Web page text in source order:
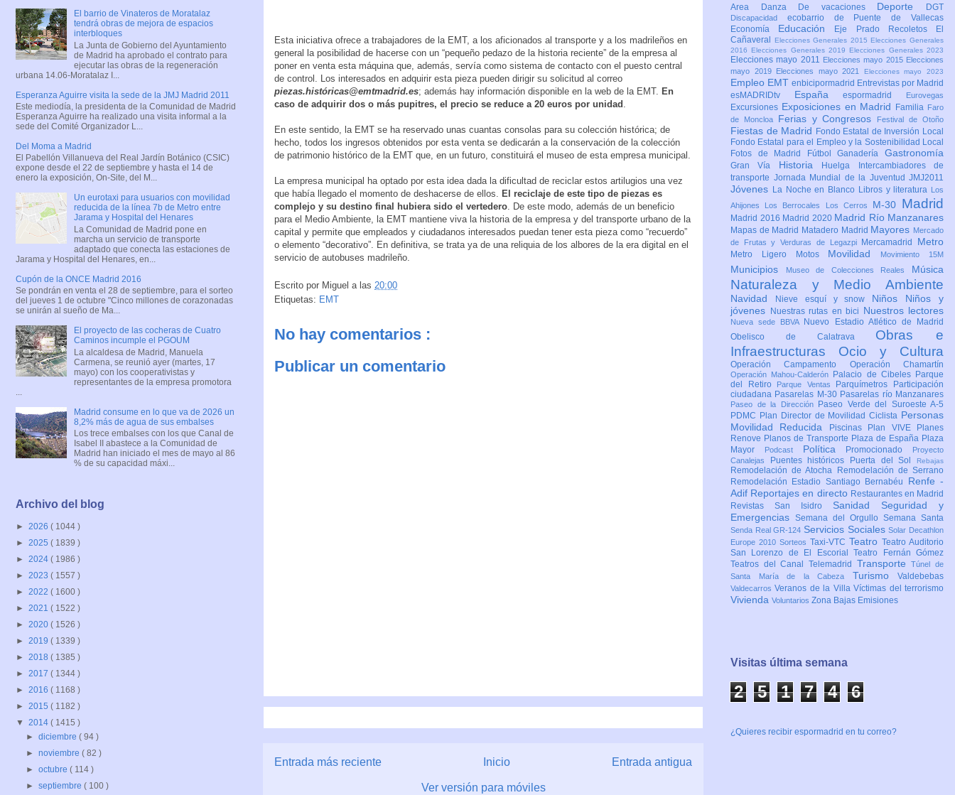
Esta iniciativa ofrece a trabajadores de la EMT, a los aficionados al transporte y a los madrileños en
general la posibilidad de hacerse con un “pequeño pedazo de la historia reciente” de la empresa al
poner en venta esta máquina que, además, servía como sistema de contacto con el puesto central
de control. Los interesados en adquirir esta pieza pueden dirigir su solicitud al correo
piezas.históricas@emtmadrid.es; además hay información disponible en la web de la EMT. En
caso de adquirir dos o más pupitres, el precio se reduce a 20 euros por unidad .
En este sentido, la EMT se ha reservado unas cuantas consolas para su colección histórica; de
hecho, todos los ingresos obtenidos por esta venta se dedicarán a la conservación de la colección
de patrimonio histórico de la EMT que, en un futuro, constituirá el museo de esta empresa municipal.
La empresa municipal ha optado por esta idea dada la dificultad de reciclar estos artilugios una vez
que había llegado el momento de deshacerse de ellos. El reciclaje de este tipo de piezas es
complejo y su destino final hubiera sido el vertedero. De este modo, además de un beneficio
para el Medio Ambiente, la EMT mantiene viva la historia de la empresa y del transporte urbano de la
capital y permite que empleados y ciudadanos interesados puedan tener esta pieza como “recuerdo”
o elemento “decorativo”. En definitiva, se trata ya de una reliquia de los albores de la era digital en el
servicio de autobuses madrileño.
Escrito por Miguel a las 20:00
Etiquetas: EMT
No hay comentarios :
Publicar un comentario
Entrada más reciente Entrada antigua
Inicio
Ver versión para móviles
El barrio de Vinateros de Moratalaz
tendrá obras de mejora de espacios
interbloques
La Junta de Gobierno del Ayuntamiento
de Madrid ha aprobado el contrato para
ejecutar las obras de la regeneración
urbana 14.06-Moratalaz I...
Esperanza Aguirre visita la sede de la JMJ Madrid 2011
Este mediodía, la presidenta de la Comunidad de Madrid
Esperanza Aguirre ha realizado una visita informal a la
sede del Comité Organizador L...
Del Moma a Madrid
El Pabellón Villanueva del Real Jardín Botánico (CSIC)
expone desde el 22 de septiembre y hasta el 14 de
enero la exposición, On-Site, del M...
Un eurotaxi para usuarios con movilidad
reducida de la línea 7b de Metro entre
Jarama y Hospital del Henares
La Comunidad de Madrid pone en
marcha un servicio de transporte
adaptado que conecta las estaciones de
Jarama y Hospital del Henares, en...
Cupón de la ONCE Madrid 2016
Se pondrán en venta el 28 de septiembre, para el sorteo
del jueves 1 de octubre "Cinco millones de corazonadas
se unirán al sueño de Ma...
El proyecto de las cocheras de Cuatro
Caminos incumple el PGOUM
La alcaldesa de Madrid, Manuela
Carmena, se reunió ayer (martes, 17
mayo) con los cooperativistas y
representantes de la empresa promotora
Madrid consume en lo que va de 2026 un
8,2% más de agua de sus embalses
Los trece embalses con los que Canal de
Isabel II abastece a la Comunidad de
Madrid han iniciado el mes de mayo al 86
% de su capacidad máxi...
Archivo del blog
► 2026 ( 1044 )
► 2025 ( 1839 )
► 2024 ( 1986 )
► 2023 ( 1557 )
► 2022 ( 1600 )
► 2021 ( 1522 )
► 2020 ( 1526 )
► 2019 ( 1339 )
► 2018 ( 1385 )
► 2017 ( 1344 )
► 2016 ( 1168 )
► 2015 ( 1182 )
▼ 2014 ( 1415 )
►diciembre( 94 )
►noviembre( 82 )
►octubre( 114 )
►septiembre( 100 )
Area
Danza De vacaciones Deporte DGT
Discapacidad ecobarrio de Puente de Vallecas
Economía Educación Eje Prado Recoletos
El
Cañaveral
Elecciones Generales 2015 Elecciones Generales
2016 Elecciones Generales 2019 Elecciones Generales 2023
Elecciones mayo 2011 Elecciones mayo 2015 Elecciones
mayo 2019
Elecciones mayo 2021 Elecciones mayo 2023
Empleo EMT enbicipormadrid Entrevistas por Madrid
esMADRIDtv Españaespormadrid Eurovegas
Excursiones Exposiciones en Madrid Familia Faro
de Moncloa
Ferias y Congresos Festival de Otoño
Fiestas de Madrid Fondo Estatal de Inversión Local
Fondo Estatal para el Empleo y la Sostenibilidad Local
Fotos de Madrid
FútbolGanaderíaGastronomía
Gran Vía Historia Huelga
Intercambiadores de
transporte Jornada Mundial de la Juventud JMJ2011
Jóvenes La Noche en Blanco Libros y literatura
Los
Ahijones
Los Berrocales Los Cerros M-30 Madrid
Madrid 2016 Madrid 2020 Madrid Río Manzanares
Mapas de Madrid Matadero Madrid Mayores Mercado
de Frutas y Verduras de Legazpi
Mercamadrid Metro
Metro Ligero Motos Movilidad Movimiento 15M
Municipios Museo de Colecciones Reales Música
Naturaleza y Medio Ambiente
Navidad Nieve esquí y snow Niños Niños y
jóvenes
Nuestras rutas en bici Nuestros lectores
Nueva sede BBVA
Nuevo Estadio Atlético de Madrid
Obelisco de Calatrava Obras e
Infraestructuras Ocio y Cultura
Operación Campamento Operación Chamartín
Operación Mahou-Calderón Palacio de Cibeles Parque
del Retiro
Parque Ventas Parquímetros
Participación
ciudadana Pasarelas M-30 Pasarelas río Manzanares
Paseo de la Dirección
Paseo Verde del Suroeste A-5
PDMC Plan Director de Movilidad Ciclista Personas
Movilidad Reducida
Piscinas Plan VIVE
Planes
Renove Planos de Transporte Plaza de España Plaza
Mayor
Podcast Política Promocionado
Proyecto
Canalejas
Puentes históricos Puerta del Sol Rebajas
Remodelación de Atocha
Remodelación de Serrano
Remodelación Estadio Santiago Bernabéu Renfe -
Adif Reportajes en directo Restaurantes en Madrid
Revistas San Isidro Sanidad Seguridad y
Emergencias Semana del Orgullo Semana Santa
Senda Real GR-124 Servicios SocialesSolar Decathlon
Europe 2010 Sorteos Taxi-VTC Teatro Teatro Auditorio
San Lorenzo de El EscorialTeatro Fernán Gómez
Teatros del Canal Telemadrid TransporteTúnel de
Santa María de la Cabeza Turismo Valdebebas
ValdecarrosVeranos de la VillaVíctimas del terrorismo
Vivienda Voluntarios Zona Bajas Emisiones
Visitas última semana
2 5 1 7 4 6
¿Quieres recibir espormadrid en tu correo?